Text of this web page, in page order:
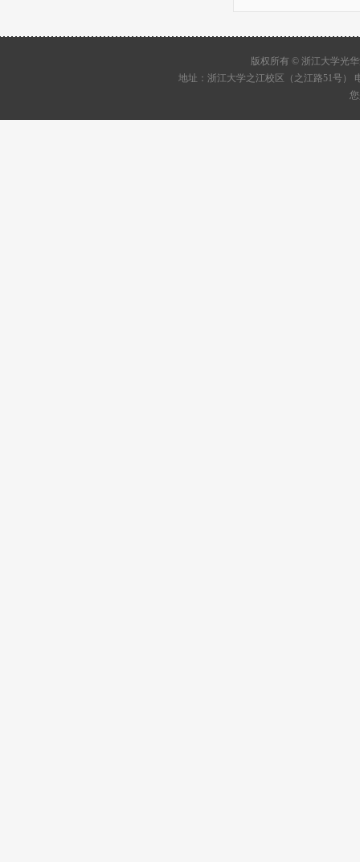
版权所有 © 浙江大学光
地址：浙江大学之江校区（之江路51号）